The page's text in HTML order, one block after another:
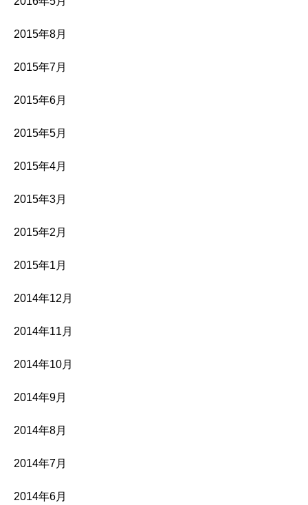
2015年8月
2015年7月
2015年6月
2015年5月
2015年4月
2015年3月
2015年2月
2015年1月
2014年12月
2014年11月
2014年10月
2014年9月
2014年8月
2014年7月
2014年6月